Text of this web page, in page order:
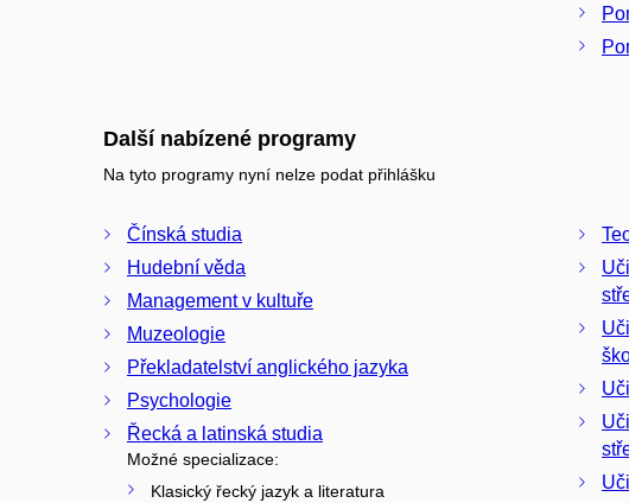
Další nabízené programy
Na tyto programy nyní nelze podat přihlášku
Čínská studia
Hudební věda
Management v kultuře
Muzeologie
Překladatelství anglického jazyka
Psychologie
Řecká a latinská studia
Možné specializace:
Klasický řecký jazyk a literatura